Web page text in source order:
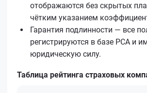
отображаются без скрытых
чётким указанием
Гарантия подлинности — все
регистрируются в базе РСА и
юридическую силу.
Таблица рейтинга страховых